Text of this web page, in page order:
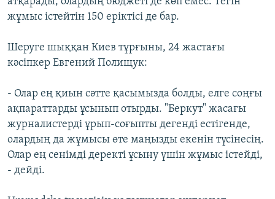
жұмыс істейтін 150 еріктісі де бар.
Шеруге шыққан Киев тұрғыны, 24 жастағы
кәсіпкер Евгений Полищук:
- Олар ең қиын сәтте қасымызда болды, елге соңғы
ақпараттарды ұсынып отырды. "Беркут" жасағы
журналистерді ұрып-соғыпты дегенді естігенде,
олардың да жұмысы өте маңызды екенін түсінесің.
Олар ең сенімді деректі ұсыну үшін жұмыс істейді,
- дейді.